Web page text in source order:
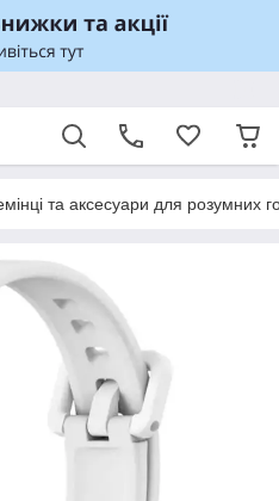
та аксесуари для розумних